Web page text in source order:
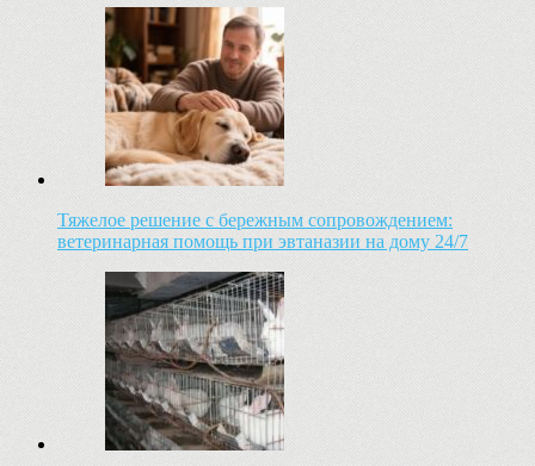
Тяжелое решение с бережным сопровождением:
ветеринарная помощь при эвтаназии на дому 24/7